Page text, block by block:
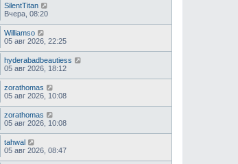
SilentTitan
Вчера, 08:20
Williamso
05 авг 2026, 22:25
hyderabadbeautiess
05 авг 2026, 18:12
zorathomas
05 авг 2026, 10:08
zorathomas
05 авг 2026, 10:08
tahwal
05 авг 2026, 08:47